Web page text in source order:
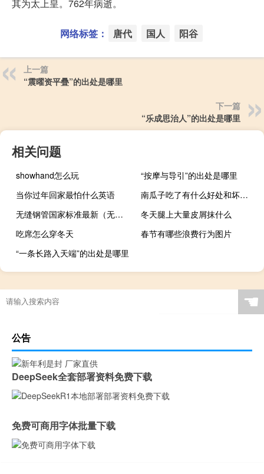
其为太上皇。762年病逝。
网络标签： 唐代 国人 阳谷
上一篇
“震曜资平疊”的出处是哪里
下一篇
“乐成思治人”的出处是哪里
相关问题
showhand怎么玩
“按摩与导引”的出处是哪里
当你过年回家最怕什么英语
南瓜子吃了有什么好处和坏处（精子吃了有什么好处和坏处）
无缝钢管国家标准最新（无缝钢管国家标准）
冬天腿上大量皮屑抹什么
吃席怎么穿冬天
春节有哪些浪费行为图片
“一条长路入天端”的出处是哪里
☚
公告
DeepSeek全套部署资料免费下载
免费可商用字体批量下载